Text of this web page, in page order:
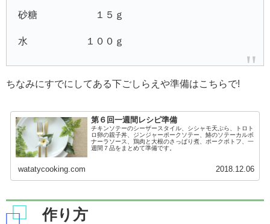
砂糖 １５ｇ
水 １００ｇ
ちなみにすでにしてある下ごしらえや準備はこちらで!
第６回一週間レシピ準備
チキンソテーのシーザースタイル、シシャモ天ぷら、トロト
ロ卵の親子丼、ジンジャーポークソテー、鰆のソテーカルボ
ナーラソース、鶏肉と大根のさっぱり煮、ポークポトフ、一
週間７品をまとめて準備です。
watatycooking.com 2018.12.06
作り方